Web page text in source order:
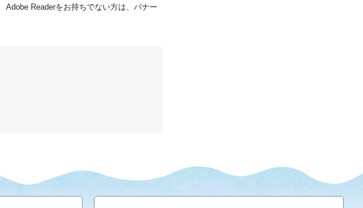
Adobe Readerをお持ちでない方は、バナー